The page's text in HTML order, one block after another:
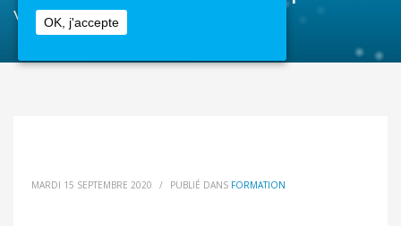
VL en VISIO CONFERENCE
MARDI 15 SEPTEMBRE 2020 / PUBLIÉ DANS FORMATION
OK, j'accepte